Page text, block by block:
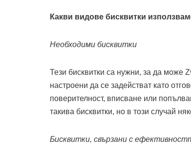
Какви видове бисквитки
Необходими бисквитки
Тези бисквитки са нужни, за да може
настроени да се задействат като
поверителност, вписване или
такива бисквитки, но в този случай
Бисквитки, свързани с